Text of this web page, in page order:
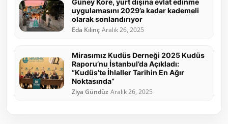
Güney Kore, yurt dışına evlat edinme
uygulamasını 2029’a kadar kademeli
olarak sonlandırıyor
Eda Kılınç Aralık 26, 2025
Mirasımız Kudüs Derneği 2025 Kudüs
Raporu’nu İstanbul’da Açıkladı:
“Kudüs’te İhlaller Tarihin En Ağır
Noktasında”
Ziya Gündüz Aralık 26, 2025